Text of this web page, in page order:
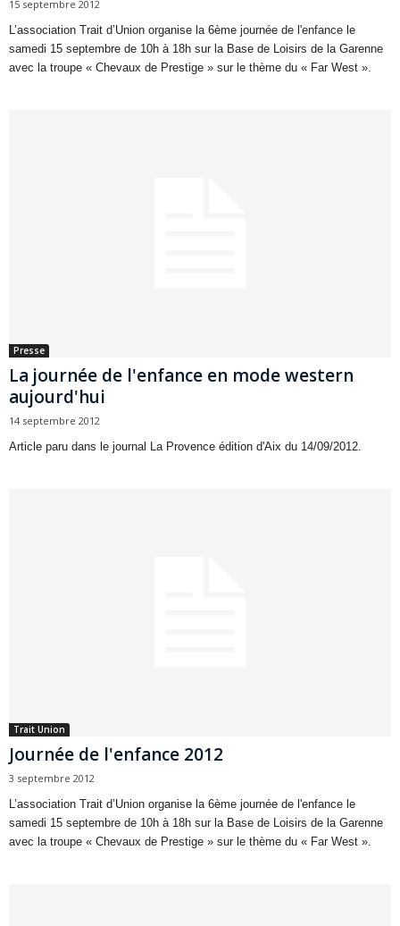
15 septembre 2012
L’association Trait d’Union organise la 6ème journée de l'enfance le
samedi 15 septembre de 10h à 18h sur la Base de Loisirs de la Garenne
avec la troupe « Chevaux de Prestige » sur le thème du « Far West ».
Presse
La journée de l'enfance en mode western
aujourd'hui
14 septembre 2012
Article paru dans le journal La Provence édition d'Aix du 14/09/2012.
Trait Union
Journée de l'enfance 2012
3 septembre 2012
L’association Trait d’Union organise la 6ème journée de l'enfance le
samedi 15 septembre de 10h à 18h sur la Base de Loisirs de la Garenne
avec la troupe « Chevaux de Prestige » sur le thème du « Far West ».